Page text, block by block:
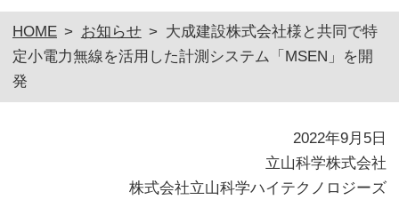
HOME > お知らせ > 大成建設株式会社様と共同で特
定小電力無線を活用した計測システム「MSEN」を開
発
2022年9月5日
立山科学株式会社
株式会社立山科学ハイテクノロジーズ